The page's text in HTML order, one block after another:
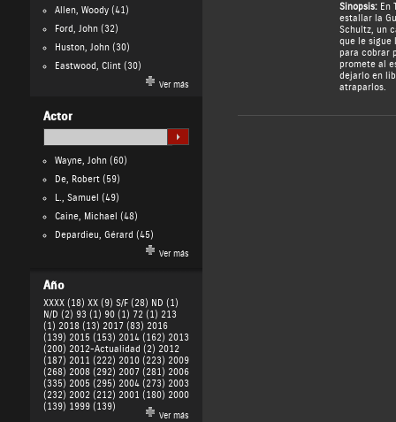
Allen, Woody(41)
Ford, John(32)
Huston, John(30)
Eastwood, Clint(30)
Ver más
Actor
Wayne, John(60)
De, Robert(59)
L., Samuel (49)
Caine, Michael (48)
Depardieu, Gérard (45)
Ver más
Año
XXXX (18) XX (9) S/F (28) ND (1)
N/D (2) 93 (1) 90 (1) 72 (1) 213
(1) 2018 (13) 2017 (83) 2016
(139) 2015 (153) 2014 (162) 2013
(200) 2012-Actualidad (2) 2012
(187) 2011 (222) 2010 (223) 2009
(268) 2008 (292) 2007 (281) 2006
(335) 2005 (295) 2004 (273) 2003
(232) 2002 (212) 2001 (180) 2000
(139) 1999 (139)
Ver más
Sinopsis:En
estallar la
Schultz, un
que le sigue
para cobrar
promete al
dejarlo en
atraparlos.